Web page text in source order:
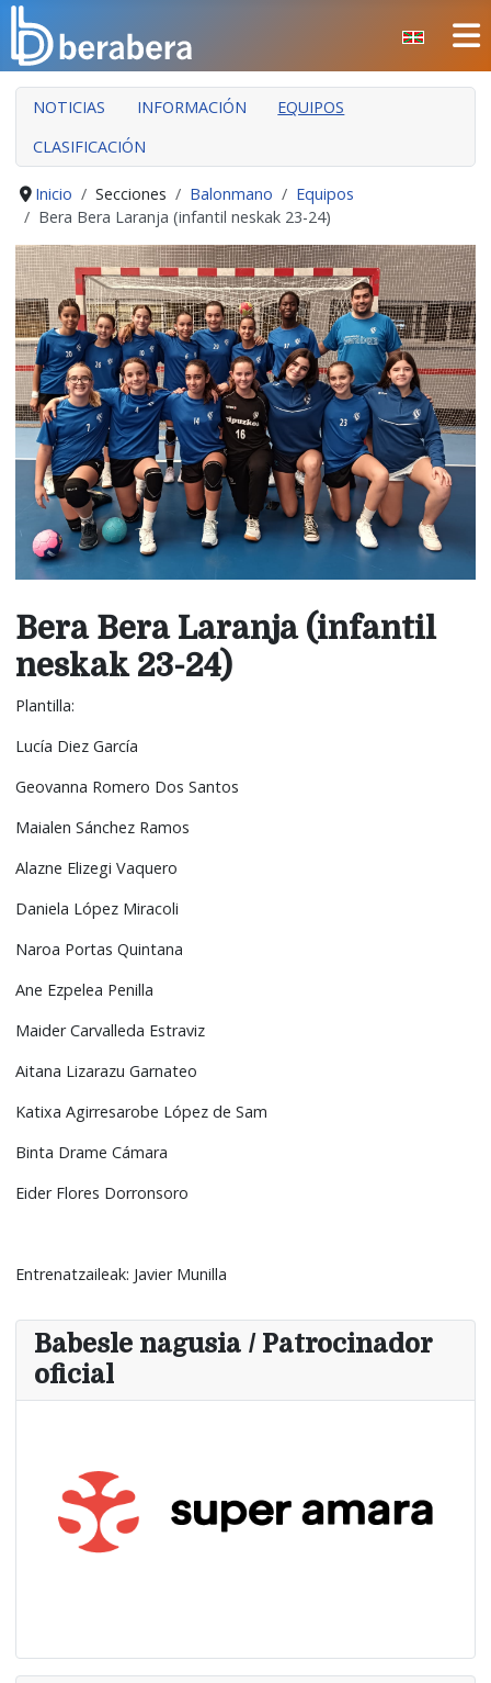
CERRAR
INICIO
CLUB
MANTEO
SECCIONES
EVENTOS
ÁREA SOCIAL
PREVENCIÓN DE LA VIOLENCIA
BERA BERA IZARRAK
NOTICIAS INFORMACIÓN
EQUIPOS
CLASIFICACIÓN
Inicio Secciones Balonmano
Equipos
Bera Bera Laranja (infantil neskak 23-24)
Bera Bera Laranja (infantil
neskak 23-24)
Plantilla:
Lucía Diez García
Geovanna Romero Dos Santos
Maialen Sánchez Ramos
Alazne Elizegi Vaquero
Daniela López Miracoli
Naroa Portas Quintana
Ane Ezpelea Penilla
Maider Carvalleda Estraviz
Aitana Lizarazu Garnateo
Katixa Agirresarobe López de Sam
Binta Drame Cámara
Eider Flores Dorronsoro
Entrenatzaileak: Javier Munilla
Babesle nagusia / Patrocinador
oficial